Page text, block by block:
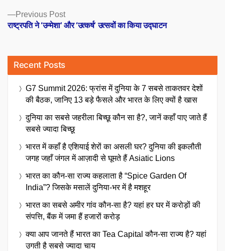
Previous PostPrevious
post:
राष्ट्रपति ने ‘उन्मेशा’ और ‘उत्कर्ष’ उत्सवों का किया उद्घाटन
Recent Posts
G7 Summit 2026: फ्रांस में दुनिया के 7 सबसे ताकतवर देशों
की बैठक, जानिए 13 बड़े फैसले और भारत के लिए क्यों है खास
दुनिया का सबसे जहरीला बिच्छू कौन सा है?, जानें कहाँ पाए जाते हैं
सबसे ज्यादा बिच्छू
भारत में कहाँ है एशियाई शेरों का असली घर? दुनिया की इकलौती
जगह जहाँ जंगल में आज़ादी से घूमते हैं Asiatic Lions
भारत का कौन-सा राज्य कहलाता है “Spice Garden Of
India”? जिसके मसालें दुनिया-भर में है मशहूर
भारत का सबसे अमीर गांव कौन-सा है? यहां हर घर में करोड़ों की
संपत्ति, बैंक में जमा हैं हजारों करोड़
क्या आप जानते हैं भारत का Tea Capital कौन-सा राज्य है? यहां
उगती है सबसे ज्यादा चाय